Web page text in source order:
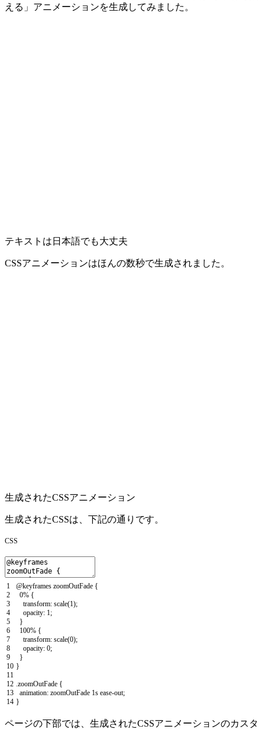
える」アニメーションを生成してみました。
テキストは日本語でも大丈夫
CSSアニメーションはほんの数秒で生成されました。
生成されたCSSアニメーション
生成されたCSSは、下記の通りです。
CSS
1
2
3
4
5
6
7
8
9
10
11
12
13
14
@keyframes zoomOutFade {
0% {
transform: scale(1);
opacity: 1 ;
}
100% {
transform: scale(0);
opacity: 0;
}
}
zoomOutFade {
animation: zoomOutFade 1s ease-out;
}
ページの下部では、生成されたCSSアニメーションのカスタ